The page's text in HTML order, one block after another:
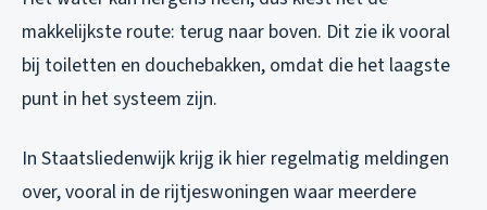
makkelijkste route: terug naar boven. Dit zie ik vooral
bij toiletten en douchebakken, omdat die het laagste
punt in het systeem zijn.
In Staatsliedenwijk krijg ik hier regelmatig meldingen
over, vooral in de rijtjeswoningen waar meerdere